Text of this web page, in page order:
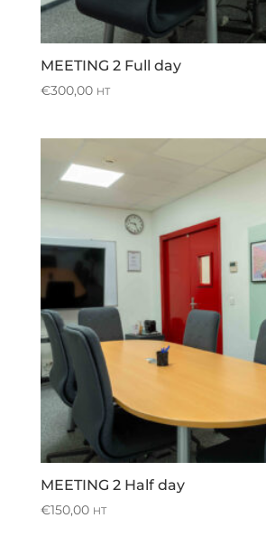
MEETING 2 Full day
€300,00 HT
MEETING 2 Half day
€150,00 HT